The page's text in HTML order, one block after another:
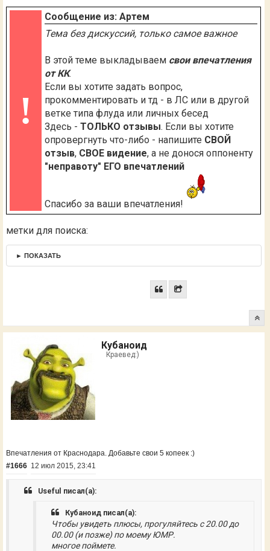
!
Сообщение из: Артем
Тема без дискуссий, только самое важное
В этой теме выкладываем свои впечатления
от КК.
Если вы хотите задать вопрос,
прокомментировать и тд - в ЛС или в другой
ветке типа флуда или личных бесед
Здесь - ТОЛЬКО отзывы. Если вы хотите
опровергнуть что-либо - напишите СВОЙ
отзыв, СВОЕ видение, а не донося оппоненту
"неправоту" ЕГО впечатлений
Спасибо за ваши впечатления!
метки для поиска:
► ПОКАЗАТЬ
Кубаноид
Краевед:)
Впечатления от Краснодара. Добавьте свои 5 копеек :)
#1666 12 июл 2015, 23:41
Useful писал(а):
Кубаноид писал(а):
Чтобы увидеть плюсы, прогуляйтесь с 20.00 до
00.00 (и позже) по моему ЮМР.
многое поймете.